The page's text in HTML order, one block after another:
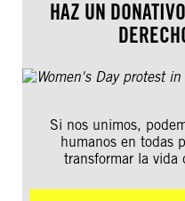
HAZ UN
Si nos unimos,
humanos en todas
transformar la vida